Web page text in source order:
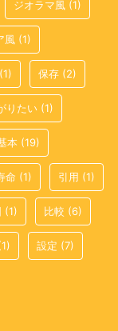
ジオラマ風 (1)
風 (1)
(1) 保存 (2)
りたい (1)
本 (19)
命 (1) 引用 (1)
(1) 比較 (6)
設定 (7)